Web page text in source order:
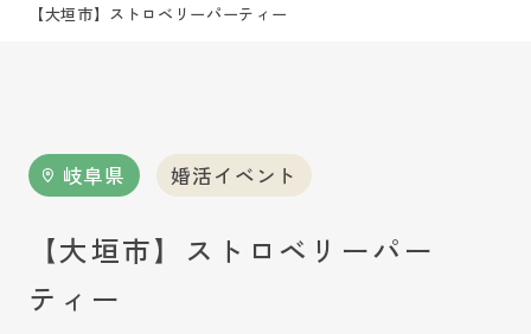
【大垣市】ストロベリーパーティー
岐阜県 婚活イベント
【大垣市】ストロベリーパー
ティー